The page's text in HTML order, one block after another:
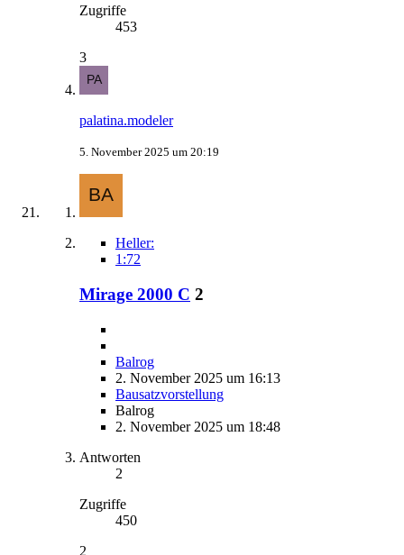
Zugriffe
453
3
palatina.modeler
5. November 2025 um 20:19
Heller:
1:72
Mirage 2000 C 2
Balrog
2. November 2025 um 16:13
Bausatzvorstellung
Balrog
2. November 2025 um 18:48
Antworten
2
Zugriffe
450
2